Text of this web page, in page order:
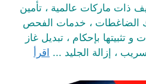
ذات ماركات عالمية ، تأمين
الضاغطات ، خدمات الفحص
و تثبيتها بإحكام ، تبديل غاز
، إزالة الجليد ... اقرأ